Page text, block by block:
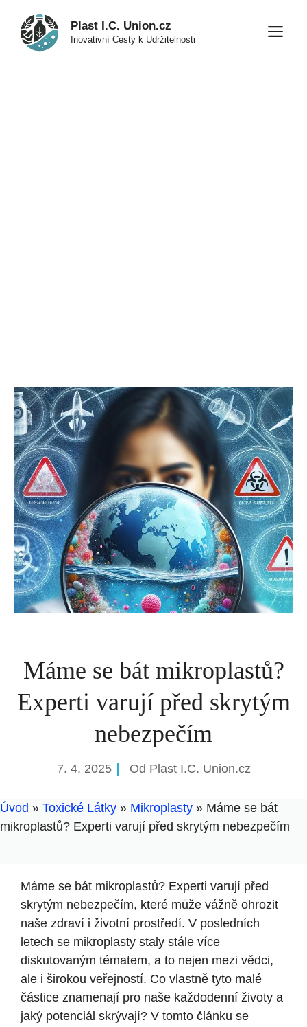
obsah
Plast I.C. Union.cz
Inovativní Cesty k Udržitelnosti
Máme se bát mikroplastů?
Experti varují před skrytým
nebezpečím
7. 4. 2025 Od Plast I.C. Union.cz
Úvod » Toxické Látky » Mikroplasty » Máme se bát
mikroplastů? Experti varují před skrytým nebezpečím
Máme se bát mikroplastů? Experti varují před
skrytým nebezpečím, které může vážně ohrozit
naše zdraví i životní prostředí. V posledních
letech se mikroplasty staly stále více
diskutovaným tématem, a to nejen mezi vědci,
ale i širokou veřejností. Co vlastně tyto malé
částice znamenají pro naše každodenní životy a
jaký potenciál skrývají? V tomto článku se